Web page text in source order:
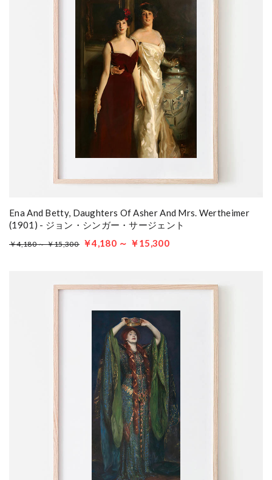
Ena And Betty, Daughters Of Asher And Mrs. Wertheimer
(1901) - ジョン・シンガー・サージェント
￥4,180 ～ ￥15,300 ￥4,180 ～ ￥15,300